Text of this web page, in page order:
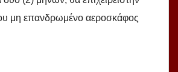
μη επανδρωμένο αεροσκάφος